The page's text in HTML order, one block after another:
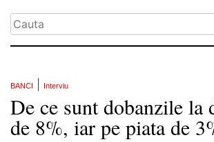
BANCI Interviu
De ce sunt dobanzile la
de 8%, iar pe piata de